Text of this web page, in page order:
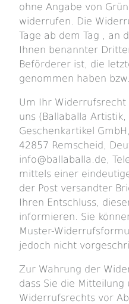
ohne Angabe von
widerrufen. Die
Tage ab dem Tag , an
Ihnen benannter
Beförderer ist, die
genommen haben
Um Ihr Widerrufsrecht
uns (Ballaballa
Geschenkartikel
42857 Remscheid,
info@ballaballa.de,
mittels einer
der Post versandter
Ihren Entschluss,
informieren. Sie
Muster-
jedoch nicht
Zur Wahrung der
dass Sie die Mitteilung
Widerrufsrechts vor